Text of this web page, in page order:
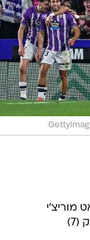
(20 ו-51), ודאט מוריצ'י